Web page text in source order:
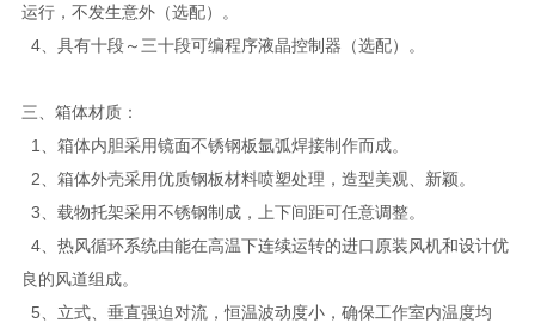
运行，不发生意外（选配）。
4、具有十段～三十段可编程序液晶控制器（选配）。
三、箱体材质：
1、箱体内胆采用镜面不锈钢板氩弧焊接制作而成。
2、箱体外壳采用优质钢板材料喷塑处理，造型美观、新颖。
3、载物托架采用不锈钢制成，上下间距可任意调整。
4、热风循环系统由能在高温下连续运转的进口原装风机和设计优
良的风道组成。
5、立式、垂直强迫对流，恒温波动度小，确保工作室内温度均